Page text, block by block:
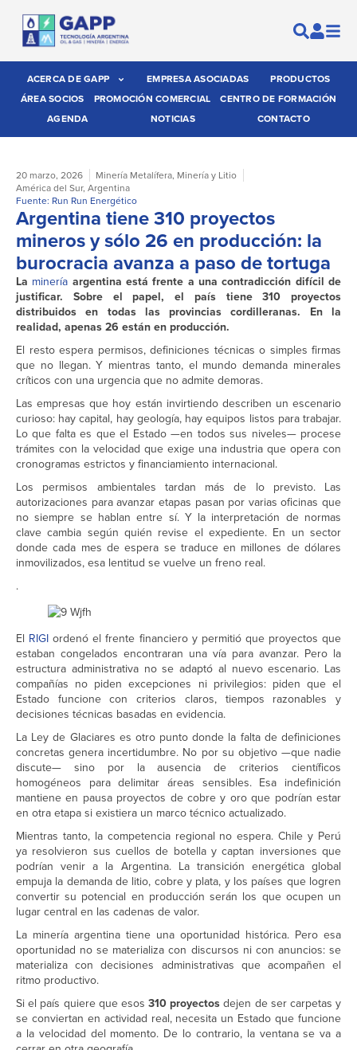
ACERCA DE GAPP EMPRESA ASOCIADAS
PRODUCTOS
ÁREA SOCIOS
PROMOCIÓN COMERCIAL
CENTRO DE FORMACIÓN
AGENDA
NOTICIAS CONTACTO
20 marzo, 2026 Minería Metalífera, Minería y Litio
América del Sur, Argentina
Fuente: Run Run Energético
Argentina tiene 310 proyectos
mineros y sólo 26 en producción: la
burocracia avanza a paso de tortuga
La minería argentina está frente a una contradicción difícil de
justificar. Sobre el papel, el país tiene 310 proyectos
distribuidos en todas las provincias cordilleranas. En la
realidad, apenas 26 están en producción.
El resto espera permisos, definiciones técnicas o simples firmas
que no llegan. Y mientras tanto, el mundo demanda minerales
críticos con una urgencia que no admite demoras.
Las empresas que hoy están invirtiendo describen un escenario
curioso: hay capital, hay geología, hay equipos listos para trabajar.
Lo que falta es que el Estado —en todos sus niveles— procese
trámites con la velocidad que exige una industria que opera con
cronogramas estrictos y financiamiento internacional.
Los permisos ambientales tardan más de lo previsto. Las
autorizaciones para avanzar etapas pasan por varias oficinas que
no siempre se hablan entre sí. Y la interpretación de normas
clave cambia según quién revise el expediente. En un sector
donde cada mes de espera se traduce en millones de dólares
inmovilizados, esa lentitud se vuelve un freno real.
.
El RIGI ordenó el frente financiero y permitió que proyectos que
estaban congelados encontraran una vía para avanzar. Pero la
estructura administrativa no se adaptó al nuevo escenario. Las
compañías no piden excepciones ni privilegios: piden que el
Estado funcione con criterios claros, tiempos razonables y
decisiones técnicas basadas en evidencia.
La Ley de Glaciares es otro punto donde la falta de definiciones
concretas genera incertidumbre. No por su objetivo —que nadie
discute— sino por la ausencia de criterios científicos
homogéneos para delimitar áreas sensibles. Esa indefinición
mantiene en pausa proyectos de cobre y oro que podrían estar
en otra etapa si existiera un marco técnico actualizado.
Mientras tanto, la competencia regional no espera. Chile y Perú
ya resolvieron sus cuellos de botella y captan inversiones que
podrían venir a la Argentina. La transición energética global
empuja la demanda de litio, cobre y plata, y los países que logren
convertir su potencial en producción serán los que ocupen un
lugar central en las cadenas de valor.
La minería argentina tiene una oportunidad histórica. Pero esa
oportunidad no se materializa con discursos ni con anuncios: se
materializa con decisiones administrativas que acompañen el
ritmo productivo.
Si el país quiere que esos 310 proyectosdejen de ser carpetas y
se conviertan en actividad real, necesita un Estado que funcione
a la velocidad del momento. De lo contrario, la ventana se va a